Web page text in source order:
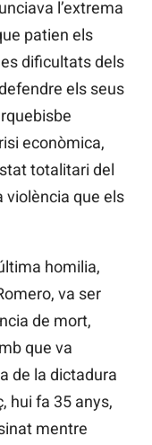
l’extrema
patien els
dificultats dels
els seus
econòmica,
totalitari del
violència que els
homilia,
va ser
de mort,
que va
de la dictadura
hui fa 35 anys,
mentre